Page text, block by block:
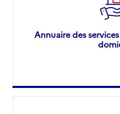
Annuaire des